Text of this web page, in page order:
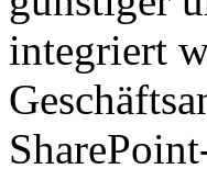
integriert